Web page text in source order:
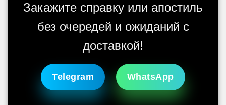
Закажите справку или апостиль
без очередей и ожиданий с
доставкой!
Telegram WhatsApp